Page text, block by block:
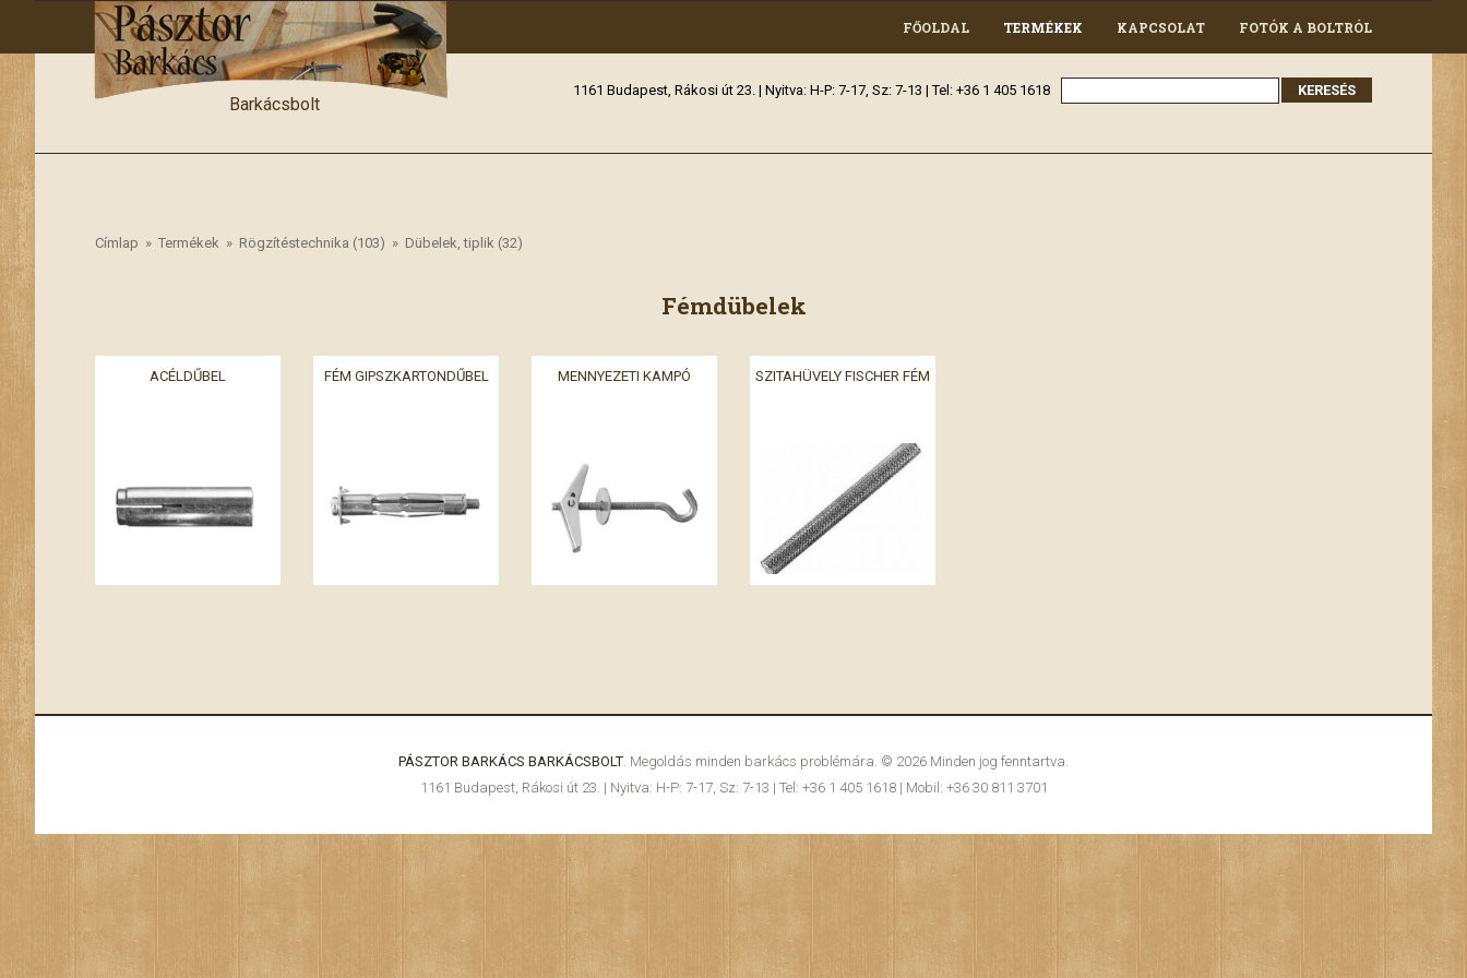
Barkácsbolt
FŐOLDAL TERMÉKEK KAPCSOLAT FOTÓK A BOLTRÓL
1161 Budapest, Rákosi út 23. | Nyitva: H-P: 7-17, Sz: 7-13 | Tel: +36 1 405 1618
Címlap » Termékek » Rögzítéstechnika (103) » Dübelek, tiplik (32)
Fémdübelek
ACÉLDŰBEL FÉM GIPSZKARTONDŰBEL MENNYEZETI KAMPÓ SZITAHÜVELY FISCHER FÉM
PÁSZTOR BARKÁCS BARKÁCSBOLT. Megoldás minden barkács problémára. © 2026 Minden jog fenntartva.
1161 Budapest, Rákosi út 23. | Nyitva: H-P: 7-17, Sz: 7-13 | Tel: +36 1 405 1618 | Mobil: +36 30 811 3701